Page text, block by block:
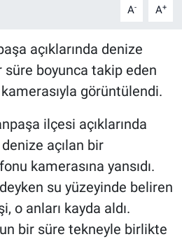
A- A+
açıklarında denize
süre boyunca takip eden
görüntülendi.
ilçesi açıklarında
açılan bir
kamerasına yansıdı.
su yüzeyinde beliren
o anları kayda aldı.
bir süre tekneyle birlikte